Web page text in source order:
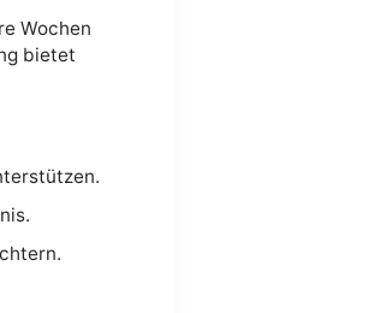
Wochen
bietet